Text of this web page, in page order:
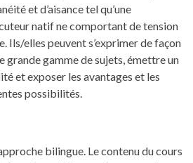
et d’aisance tel qu’une
natif ne comportant de tension
Ils/elles peuvent s’exprimer de façon
grande gamme de sujets, émettre un
et exposer les avantages et les
possibilités.
bilingue. Le contenu du cours